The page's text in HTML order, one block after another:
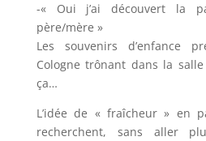
-« Oui j’ai découvert la
père/mère »
Les souvenirs d’enfance
Cologne trônant dans la
ça…
L’idée de « fraîcheur » en
recherchent, sans aller